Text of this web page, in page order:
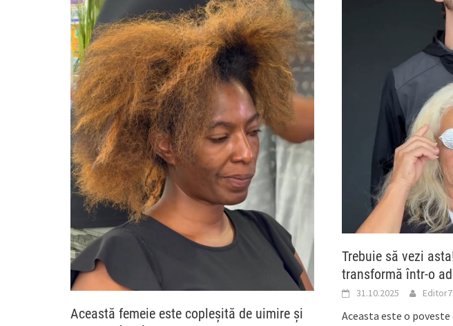
Această femeie este copleșită de uimire și
Trebuie să vezi
transformă într-o
31.10.2025 Editor7
Aceasta este o